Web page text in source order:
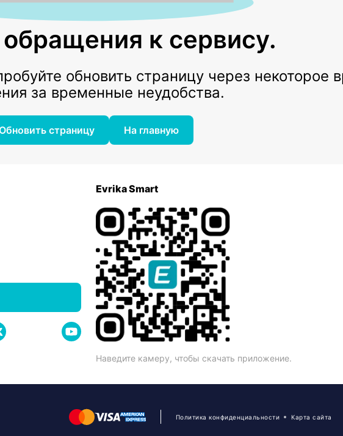
к сервису.
обновить страницу через некоторое
за временные неудобства.
страницу На главную
Evrika Smart
Наведите камеру, чтобы скачать приложение.
Политика конфиденциальности Карта сайта